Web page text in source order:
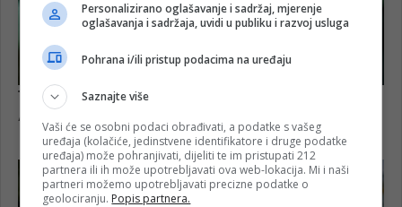
Personalizirano oglašavanje i sadržaj, mjerenje
oglašavanja i sadržaja, uvidi u publiku i razvoj usluga
Pohrana i/ili pristup podacima na uređaju
Saznajte više
Vaši će se osobni podaci obrađivati, a podatke s vašeg
uređaja (kolačiće, jedinstvene identifikatore i druge podatke
uređaja) može pohranjivati, dijeliti te im pristupati 212
partnera ili ih može upotrebljavati ova web-lokacija. Mi i naši
partneri možemo upotrebljavati precizne podatke o
geolociranju. Popis partnera.